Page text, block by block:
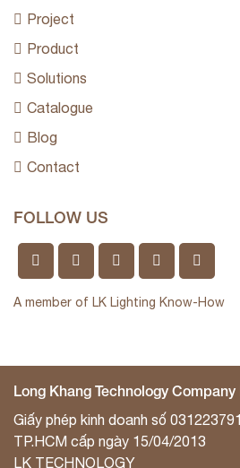
Project
Product
Solutions
Catalogue
Blog
Contact
FOLLOW US
A member of LK Lighting Know-How
Long Khang Technology
Giấy phép kinh doanh số
TP.HCM cấp ngày 15/04/2013
LK TECHNOLOGY